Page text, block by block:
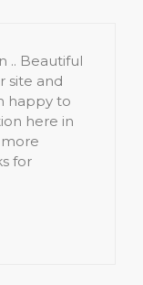
.. Beautiful
site and
happy to
here in
for